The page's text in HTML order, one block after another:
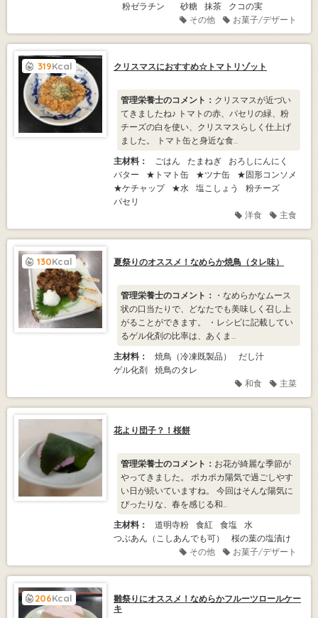
粉ゼラチン
砂糖 抹茶
クコの実
その他
お菓子/デザート
319Kcal クリスマスにおすすめ☆トマトリゾット
管理栄養士のコメント： クリスマスが近づい
てきましたね♪ トマトの赤、パセリの緑、粉
チーズの白を使い、クリスマスらしく仕上げ
ました。 トマト缶と身近な食...
主材料：
ごはん たまねぎ
おろしにんにく
バター
★トマト缶 ★ツナ缶
★固形コンソメ
★ケチャップ
★水 塩こしょう
粉チーズ
パセリ
洋食
主食
130Kcal 夏祭りのオススメ！なめらか焼鳥（タレ味）
管理栄養士のコメント： ・なめらかなムース
状の口当たりで、どなたでも美味しく召し上
がることができます。 ・レシピに記載してい
るゲル化剤の比率は、あくま...
主材料：
焼鳥（冷凍既製品）
だし汁
ゲル化剤
焼鳥のタレ
和食
主菜
花より団子？！桜餅
管理栄養士のコメント： お花が綺麗な季節が
やってきました。 ポカポカ陽気で過ごしやす
い日が続いていますね。 今回はそんな陽気に
ぴったりな、春を感じる和...
主材料：
道明寺粉 食紅 食塩
水
つぶあん（こしあんでも可）
桜の葉の塩漬け
その他
お菓子/デザート
206Kcal
雛祭りにオススメ！なめらかフルーツロールケー
キ